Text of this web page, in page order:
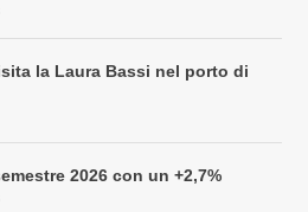
la Laura Bassi nel porto di
2026 con un +2,7%